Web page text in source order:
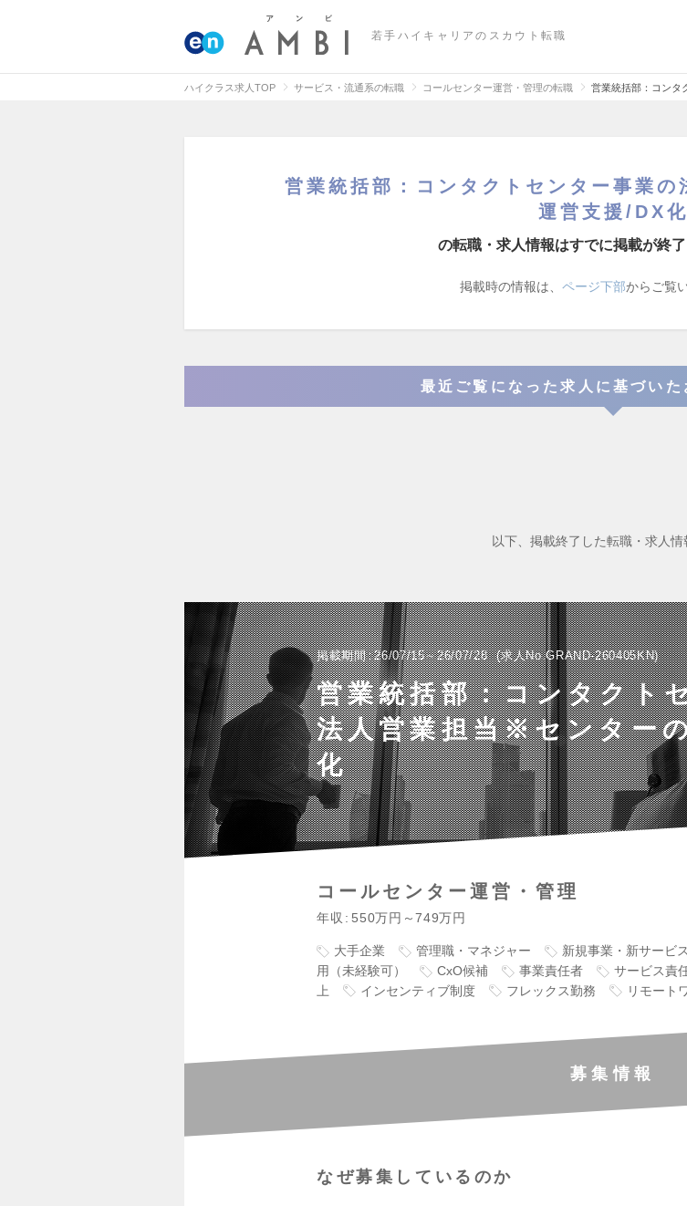
若手ハイキャリアのスカウト転職
ハイクラス求人TOP サービス・流通系の転職 コールセンター運営・管理の転職 営業統括部：コンタ
営業統括部：コンタクトセンター事業
運営支援/DX化
の転職・求人情報はすでに掲載が終了
掲載時の情報は、 ページ下部からご覧
最近ご覧になった求人に基づいた
以下、掲載終了した転職・求人情
掲載期間 26/07/15～26/07/28 求人No.GRAND-260405KN
営業統括部：コンタクト
法人営業担当※センター
化
コールセンター運営・管理
年収 550万円～749万円
大手企業 管理職・マネジャー 新規事業・新サービス
用（未経験可）
CxO候補 事業責任者 サービス責
上
インセンティブ制度 フレックス勤務 リモート
募集情報
なぜ募集しているのか